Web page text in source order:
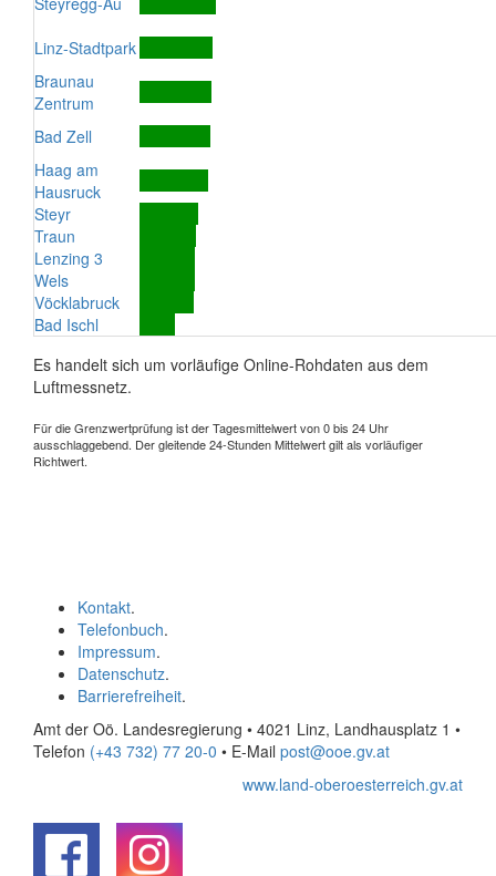
Linz-Stadtpark
Braunau
Zentrum
Bad Zell
Haag am
Hausruck
Steyr
Traun
Lenzing 3
Wels
Vöcklabruck
Bad Ischl
Es handelt sich um vorläufige Online-Rohdaten aus dem
Luftmessnetz.
Für die Grenzwertprüfung ist der Tagesmittelwert von 0 bis 24 Uhr
ausschlaggebend. Der gleitende 24-Stunden Mittelwert gilt als vorläufiger
Richtwert.
Kontakt.
Telefonbuch.
Impressum.
Datenschutz.
Barrierefreiheit.
Amt der Oö. Landesregierung • 4021 Linz, Landhausplatz 1 •
Telefon (+43 732) 77 20-0 • E-Mail post@ooe.gv.at
www.land-oberoesterreich.gv.at